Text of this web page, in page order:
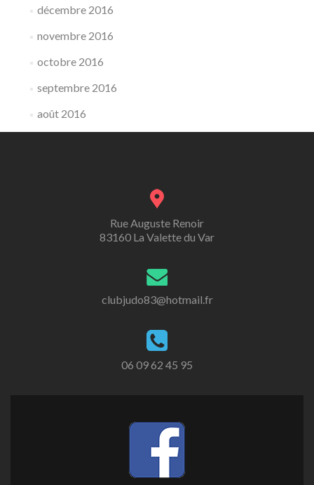
décembre 2016
novembre 2016
octobre 2016
septembre 2016
août 2016
Rue Auguste Renoir
83160 La Valette du Var
clubjudo83@hotmail.fr
06 09 62 45 95
Lien
Facebook